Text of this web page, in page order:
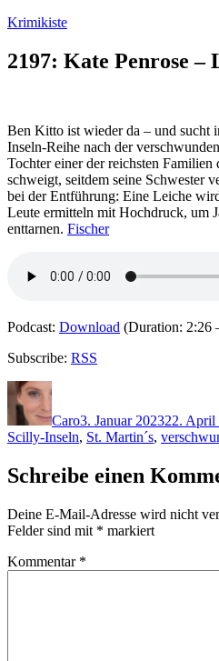
Zum
springen
Krimikiste
2197: Kate Penrose –
Ben Kitto ist wieder da – und sucht
Inseln-Reihe nach der
Tochter einer der reichsten
schweigt, seitdem seine Schwester
bei der Entführung: Eine Leiche
Leute ermitteln mit Hochdruck, um
enttarnen. Fischer
Podcast: Download (Duration:
Subscribe: RSS
Autor
Caro3. Januar 202322. April
Scilly-Inseln, St. Martin´s,
Schreibe einen
Deine E-Mail-Adresse wird nicht
Felder sind mit * markiert
Kommentar *